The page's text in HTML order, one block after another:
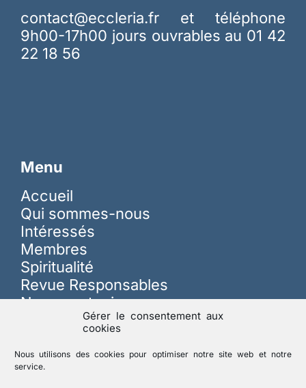
Gérer le consentement aux
cookies
Nous utilisons des cookies pour optimiser notre site web et notre
service.
contact@eccleria.fr et téléphone
9h00-17h00 jours ouvrables au 01 42
22 18 56
Menu
Accueil
Qui sommes-nous
Intéressés
Membres
Spiritualité
Revue Responsables
Nous soutenir